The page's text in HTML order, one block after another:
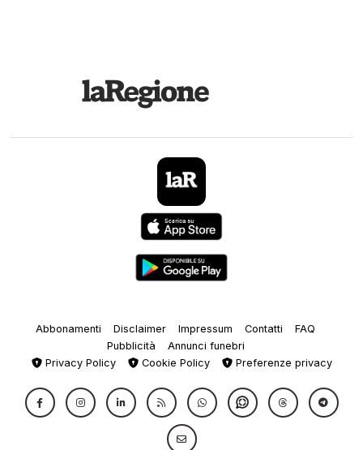
Abbonamenti Disclaimer Impressum Contatti
FAQ
Pubblicità
Annunci funebri
Privacy Policy
Cookie Policy Preferenze privacy